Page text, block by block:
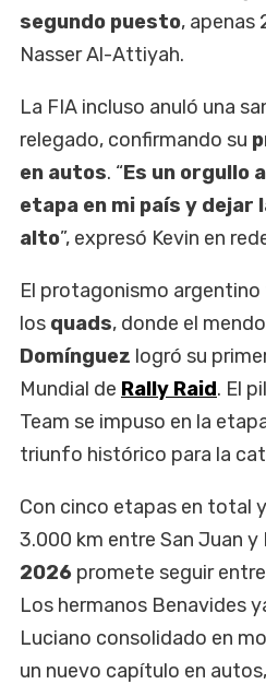
segundo puesto, apenas
Nasser Al-Attiyah.
La FIA incluso anuló una
relegado, confirmando su
en autos. “Es un orgullo
etapa en mi país y dejar
alto”, expresó Kevin en
El protagonismo
los quads, donde el
Domínguez logró su
Mundial de Rally Raid. El
Team se impuso en la
triunfo histórico para la
Con cinco etapas en total
3.000 km entre San Juan y
2026 promete seguir
Los hermanos Benavides
Luciano consolidado en
un nuevo capítulo en